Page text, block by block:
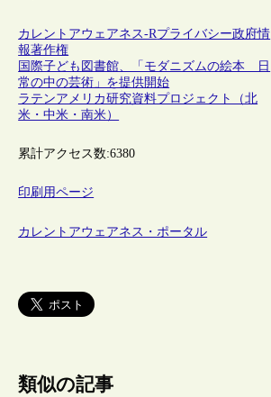
カレントアウェアネス-Rプライバシー政府情
報著作権
国際子ども図書館、「モダニズムの絵本 日
常の中の芸術」を提供開始
ラテンアメリカ研究資料プロジェクト（北
米・中米・南米）
累計アクセス数:6380
印刷用ページ
カレントアウェアネス・ポータル
類似の記事